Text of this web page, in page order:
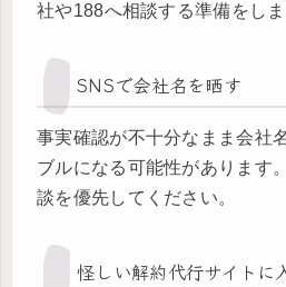
社や188へ相談する準備をしま
SNSで会社名を晒す
事実確認が不十分なまま会社
ブルになる可能性があります
談を優先してください。
怪しい解約代行サイトに